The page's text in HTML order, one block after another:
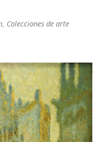
Colecciones de arte